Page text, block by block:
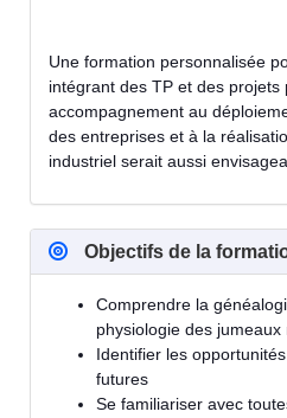
Une formation personnalisée
intégrant des TP et des projets
accompagnement au
des entreprises et à la
industriel serait aussi
Objectifs de la
Comprendre la
physiologie des jumeaux
Identifier les
futures
Se familiariser avec